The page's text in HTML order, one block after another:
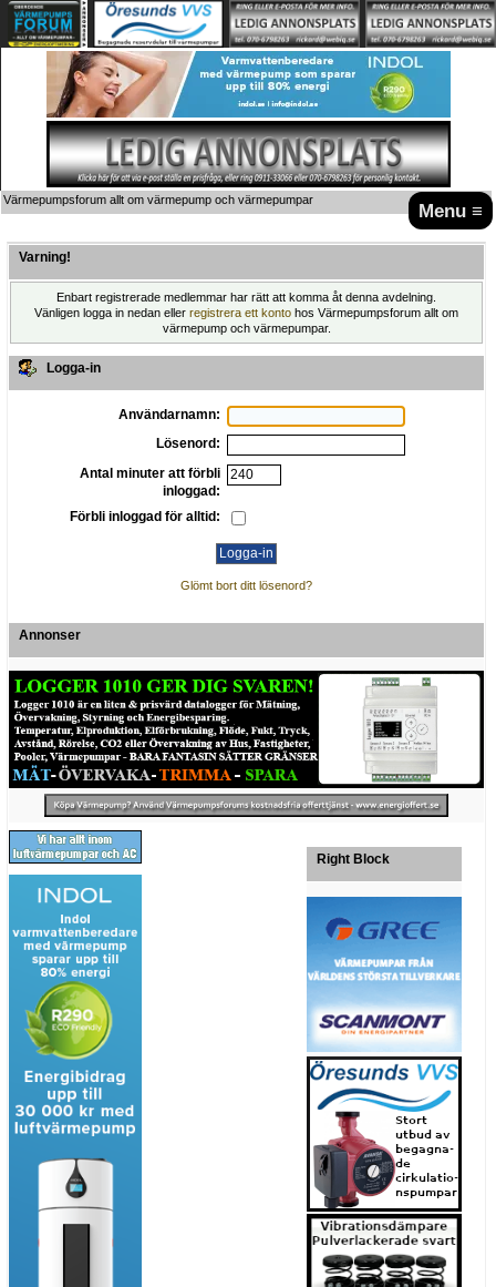
Menu ≡
Värmepumpsforum allt om värmepump och värmepumpar
Varning!
Enbart registrerade medlemmar har rätt att komma åt denna avdelning.
Vänligen logga in nedan eller registrera ett konto hos Värmepumpsforum allt om
värmepump och värmepumpar.
Logga-in
Användarnamn:
Lösenord:
Antal minuter att förbli
inloggad:
Förbli inloggad för alltid:
Glömt bort ditt lösenord?
Annonser
Right Block